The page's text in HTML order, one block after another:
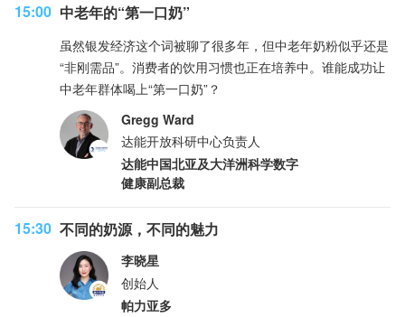
15:00 中老年的“第一口奶”
虽然银发经济这个词被聊了很多年，但中老年奶粉似乎还是
“非刚需品”。消费者的饮用习惯也正在培养中。谁能成功让
中老年群体喝上“第一口奶”？
Gregg Ward
达能开放科研中心负责人
达能中国北亚及大洋洲科学数字
健康副总裁
15:30 不同的奶源，不同的魅力
李晓星
创始人
帕力亚多